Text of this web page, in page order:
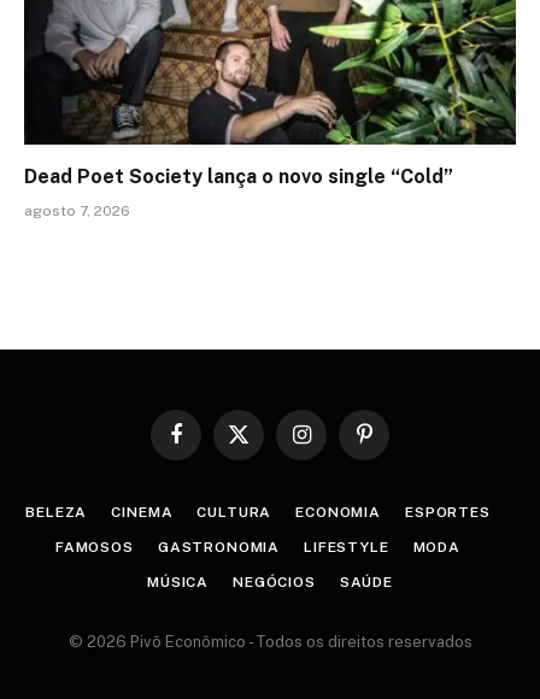
Dead Poet Society lança o novo single “Cold”
agosto 7, 2026
Facebook
X
InstagramPinterest
BELEZA CINEMA CULTURA ECONOMIA ESPORTES
FAMOSOS GASTRONOMIA LIFESTYLE MODA
MÚSICA NEGÓCIOS SAÚDE
© 2026 Pivô Econômico - Todos os direitos reservados